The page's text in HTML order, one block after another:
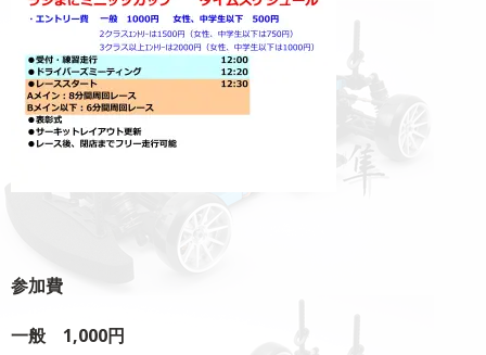
参加費
一般 1,000円